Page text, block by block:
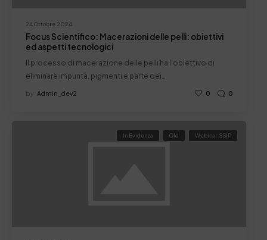
24 Ottobre 2024
Focus Scientifico: Macerazioni delle pelli: obiettivi
ed aspetti tecnologici
Il processo di macerazione delle pelli ha l’obiettivo di
eliminare impurità, pigmenti e parte dei…
by Admin_dev2 0 0
In Evidenza Old Webinar SSIP